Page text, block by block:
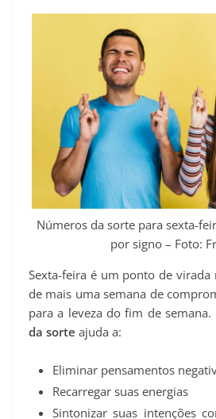
Números da sorte para sexta-
por signo – Foto:
Sexta-feira é um ponto de
de mais uma semana de
para a leveza do fim de
da sorte ajuda a:
Eliminar pensamentos
Recarregar suas energias
Sintonizar suas intenções